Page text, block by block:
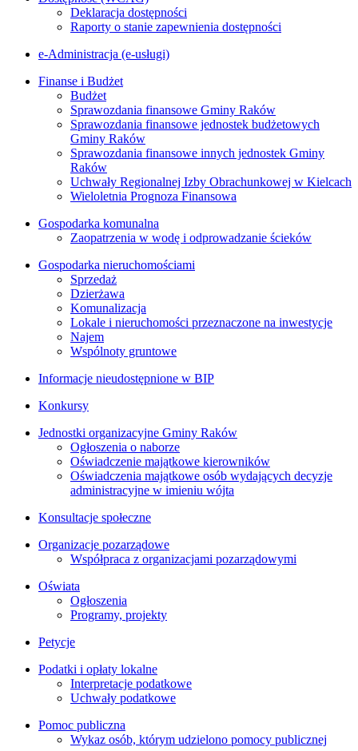
Deklaracja dostępności
Raporty o stanie zapewnienia dostępności
e-Administracja (e-usługi)
Finanse i Budżet
Budżet
Sprawozdania finansowe Gminy Raków
Sprawozdania finansowe jednostek budżetowych
Gminy Raków
Sprawozdania finansowe innych jednostek Gminy
Raków
Uchwały Regionalnej Izby Obrachunkowej w Kielcach
Wieloletnia Prognoza Finansowa
Gospodarka komunalna
Zaopatrzenia w wodę i odprowadzanie ścieków
Gospodarka nieruchomościami
Sprzedaż
Dzierżawa
Komunalizacja
Lokale i nieruchomości przeznaczone na inwestycje
Najem
Wspólnoty gruntowe
Informacje nieudostępnione w BIP
Konkursy
Jednostki organizacyjne Gminy Raków
Ogłoszenia o naborze
Oświadczenie majątkowe kierowników
Oświadczenia majątkowe osób wydających decyzje
administracyjne w imieniu wójta
Konsultacje społeczne
Organizacje pozarządowe
Współpraca z organizacjami pozarządowymi
Oświata
Ogłoszenia
Programy, projekty
Petycje
Podatki i opłaty lokalne
Interpretacje podatkowe
Uchwały podatkowe
Pomoc publiczna
Wykaz osób, którym udzielono pomocy publicznej